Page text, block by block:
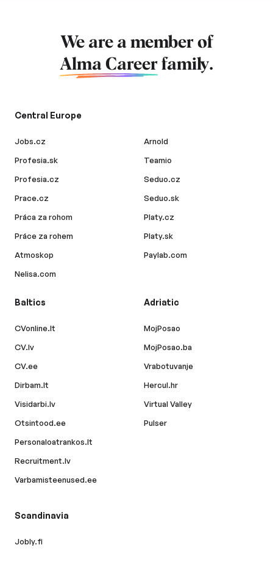
We are a member of
Alma Career family.
Central Europe
Jobs.cz
Profesia.sk
Profesia.cz
Prace.cz
Práca za rohom
Práce za rohem
Atmoskop
Nelisa.com
Arnold
Teamio
Seduo.cz
Seduo.sk
Platy.cz
Platy.sk
Paylab.com
Baltics
CVonline.lt
CV.lv
CV.ee
Dirbam.lt
Visidarbi.lv
Otsintood.ee
Personaloatrankos.lt
Recruitment.lv
Varbamisteenused.ee
Adriatic
MojPosao
MojPosao.ba
Vrabotuvanje
Hercul.hr
Virtual Valley
Pulser
Scandinavia
Jobly.fi